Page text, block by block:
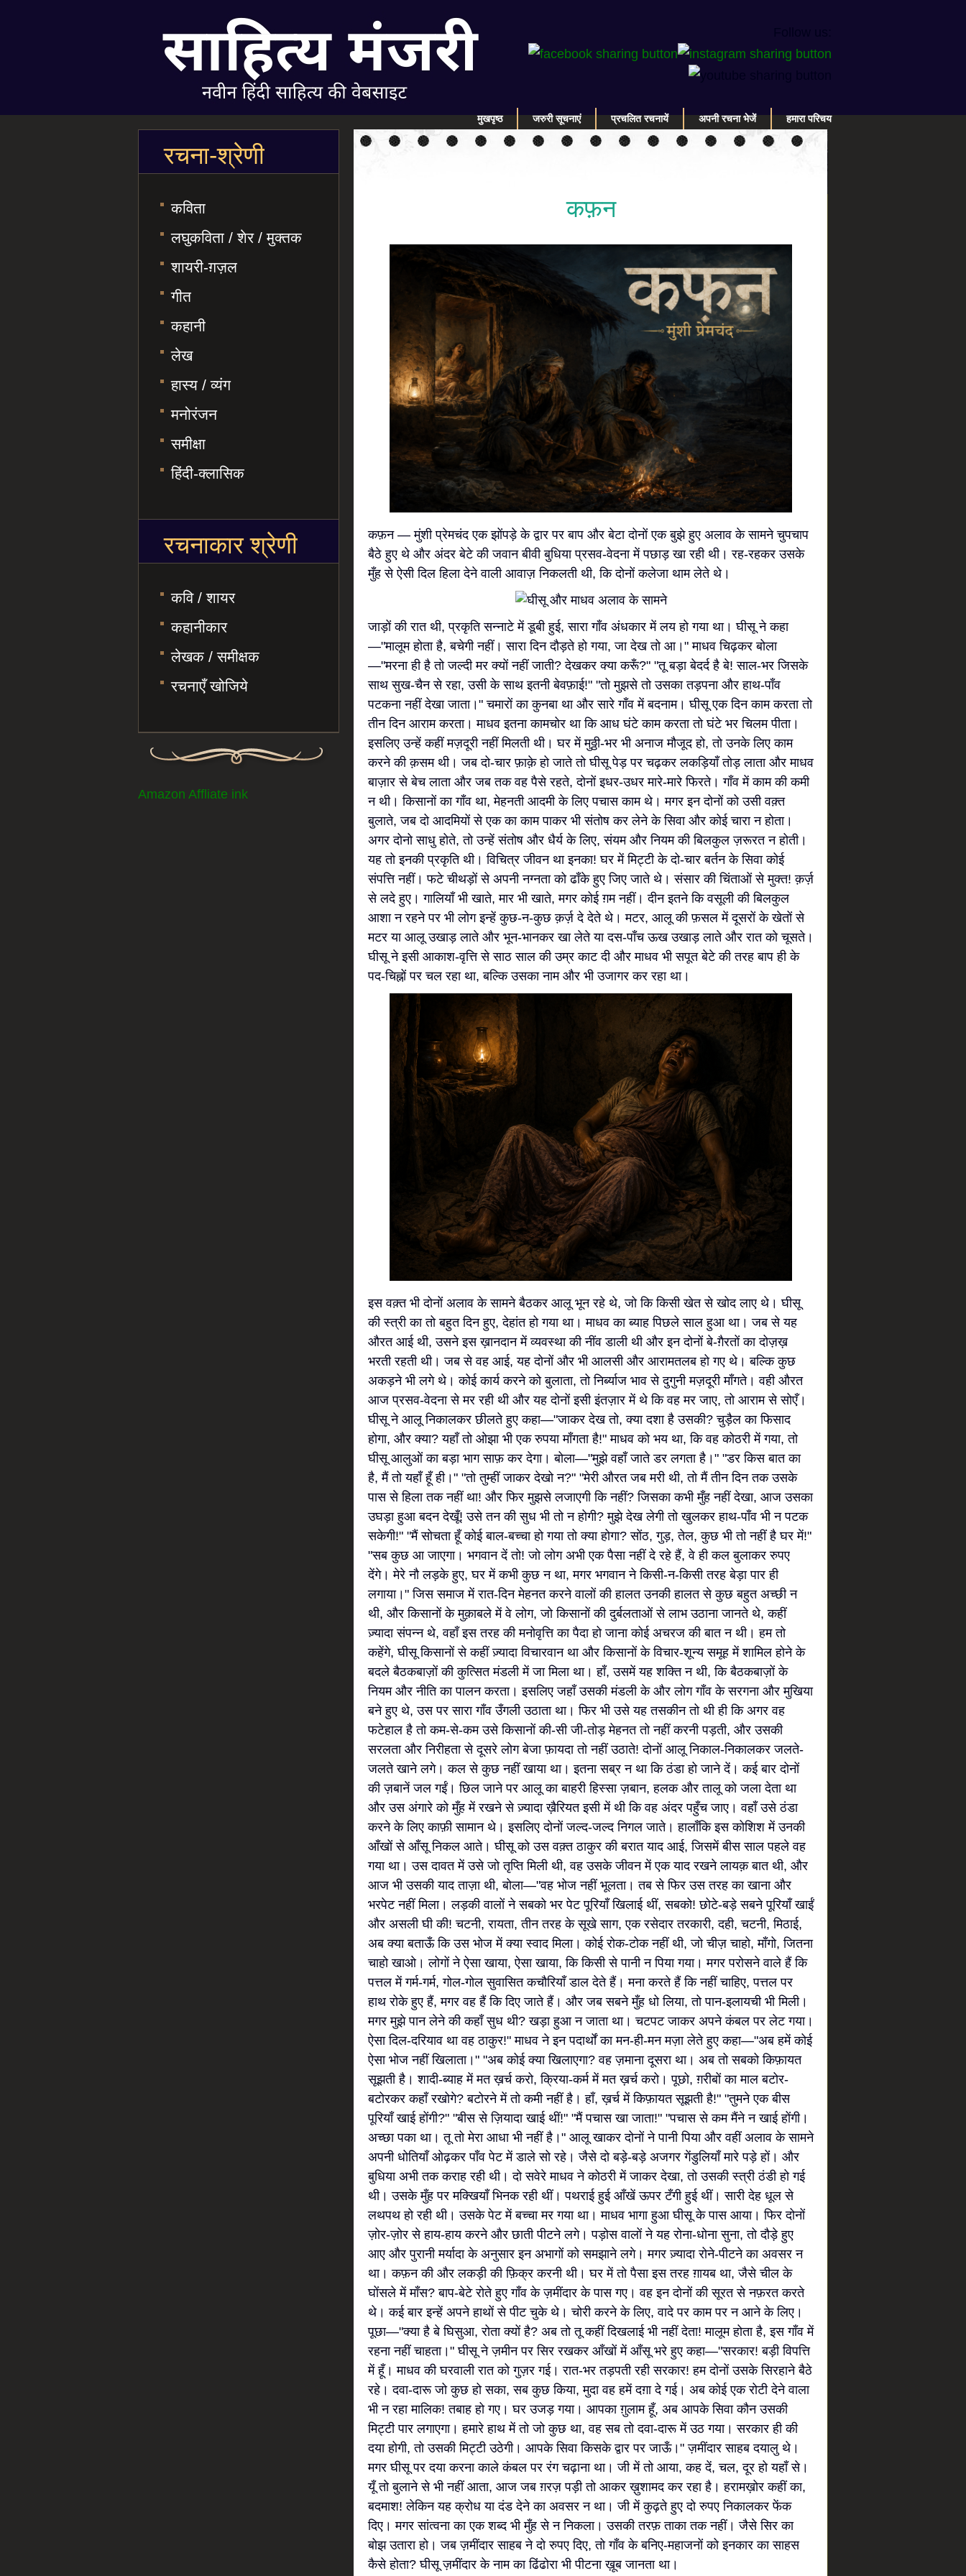
मुखपृष्ठ जरुरी सूचनाएं प्रचलित रचनायें अपनी रचना भेजें हमारा परिचय
कफ़न
कफ़न — मुंशी प्रेमचंद एक झोंपड़े के द्वार पर बाप और बेटा दोनों एक बुझे हुए अलाव के सामने चुपचाप
बैठे हुए थे और अंदर बेटे की जवान बीवी बुधिया प्रसव-वेदना में पछाड़ खा रही थी। रह-रहकर उसके
मुँह से ऐसी दिल हिला देने वाली आवाज़ निकलती थी, कि दोनों कलेजा थाम लेते थे।
जाड़ों की रात थी, प्रकृति सन्नाटे में डूबी हुई, सारा गाँव अंधकार में लय हो गया था। घीसू ने कहा
—"मालूम होता है, बचेगी नहीं। सारा दिन दौड़ते हो गया, जा देख तो आ।" माधव चिढ़कर बोला
—"मरना ही है तो जल्दी मर क्यों नहीं जाती? देखकर क्या करूँ?" "तू बड़ा बेदर्द है बे! साल-भर जिसके
साथ सुख-चैन से रहा, उसी के साथ इतनी बेवफ़ाई!" "तो मुझसे तो उसका तड़पना और हाथ-पाँव
पटकना नहीं देखा जाता।" चमारों का कुनबा था और सारे गाँव में बदनाम। घीसू एक दिन काम करता तो
तीन दिन आराम करता। माधव इतना कामचोर था कि आध घंटे काम करता तो घंटे भर चिलम पीता।
इसलिए उन्हें कहीं मज़दूरी नहीं मिलती थी। घर में मुठ्ठी-भर भी अनाज मौजूद हो, तो उनके लिए काम
करने की क़सम थी। जब दो-चार फ़ाक़े हो जाते तो घीसू पेड़ पर चढ़कर लकड़ियाँ तोड़ लाता और माधव
बाज़ार से बेच लाता और जब तक वह पैसे रहते, दोनों इधर-उधर मारे-मारे फिरते। गाँव में काम की कमी
न थी। किसानों का गाँव था, मेहनती आदमी के लिए पचास काम थे। मगर इन दोनों को उसी वक़्त
बुलाते, जब दो आदमियों से एक का काम पाकर भी संतोष कर लेने के सिवा और कोई चारा न होता।
अगर दोनो साधु होते, तो उन्हें संतोष और धैर्य के लिए, संयम और नियम की बिलकुल ज़रूरत न होती।
यह तो इनकी प्रकृति थी। विचित्र जीवन था इनका! घर में मिट्टी के दो-चार बर्तन के सिवा कोई
संपत्ति नहीं। फटे चीथड़ों से अपनी नग्नता को ढाँके हुए जिए जाते थे। संसार की चिंताओं से मुक्त! क़र्ज़
से लदे हुए। गालियाँ भी खाते, मार भी खाते, मगर कोई ग़म नहीं। दीन इतने कि वसूली की बिलकुल
आशा न रहने पर भी लोग इन्हें कुछ-न-कुछ क़र्ज़ दे देते थे। मटर, आलू की फ़सल में दूसरों के खेतों से
मटर या आलू उखाड़ लाते और भून-भानकर खा लेते या दस-पाँच ऊख उखाड़ लाते और रात को चूसते।
घीसू ने इसी आकाश-वृत्ति से साठ साल की उम्र काट दी और माधव भी सपूत बेटे की तरह बाप ही के
पद-चिह्नों पर चल रहा था, बल्कि उसका नाम और भी उजागर कर रहा था।
इस वक़्त भी दोनों अलाव के सामने बैठकर आलू भून रहे थे, जो कि किसी खेत से खोद लाए थे। घीसू
की स्त्री का तो बहुत दिन हुए, देहांत हो गया था। माधव का ब्याह पिछले साल हुआ था। जब से यह
औरत आई थी, उसने इस ख़ानदान में व्यवस्था की नींव डाली थी और इन दोनों बे-ग़ैरतों का दोज़ख़
भरती रहती थी। जब से वह आई, यह दोनों और भी आलसी और आरामतलब हो गए थे। बल्कि कुछ
अकड़ने भी लगे थे। कोई कार्य करने को बुलाता, तो निर्ब्याज भाव से दुगुनी मज़दूरी माँगते। वही औरत
आज प्रसव-वेदना से मर रही थी और यह दोनों इसी इंतज़ार में थे कि वह मर जाए, तो आराम से सोएँ।
घीसू ने आलू निकालकर छीलते हुए कहा—"जाकर देख तो, क्या दशा है उसकी? चुड़ैल का फिसाद
होगा, और क्या? यहाँ तो ओझा भी एक रुपया माँगता है!" माधव को भय था, कि वह कोठरी में गया, तो
घीसू आलुओं का बड़ा भाग साफ़ कर देगा। बोला—"मुझे वहाँ जाते डर लगता है।" "डर किस बात का
है, मैं तो यहाँ हूँ ही।" "तो तुम्हीं जाकर देखो न?" "मेरी औरत जब मरी थी, तो मैं तीन दिन तक उसके
पास से हिला तक नहीं था! और फिर मुझसे लजाएगी कि नहीं? जिसका कभी मुँह नहीं देखा, आज उसका
उघड़ा हुआ बदन देखूँ! उसे तन की सुध भी तो न होगी? मुझे देख लेगी तो खुलकर हाथ-पाँव भी न पटक
सकेगी!" "मैं सोचता हूँ कोई बाल-बच्चा हो गया तो क्या होगा? सोंठ, गुड़, तेल, कुछ भी तो नहीं है घर में!"
"सब कुछ आ जाएगा। भगवान दें तो! जो लोग अभी एक पैसा नहीं दे रहे हैं, वे ही कल बुलाकर रुपए
देंगे। मेरे नौ लड़के हुए, घर में कभी कुछ न था, मगर भगवान ने किसी-न-किसी तरह बेड़ा पार ही
लगाया।" जिस समाज में रात-दिन मेहनत करने वालों की हालत उनकी हालत से कुछ बहुत अच्छी न
थी, और किसानों के मुक़ाबले में वे लोग, जो किसानों की दुर्बलताओं से लाभ उठाना जानते थे, कहीं
ज़्यादा संपन्न थे, वहाँ इस तरह की मनोवृत्ति का पैदा हो जाना कोई अचरज की बात न थी। हम तो
कहेंगे, घीसू किसानों से कहीं ज़्यादा विचारवान था और किसानों के विचार-शून्य समूह में शामिल होने के
बदले बैठकबाज़ों की कुत्सित मंडली में जा मिला था। हाँ, उसमें यह शक्ति न थी, कि बैठकबाज़ों के
नियम और नीति का पालन करता। इसलिए जहाँ उसकी मंडली के और लोग गाँव के सरगना और मुखिया
बने हुए थे, उस पर सारा गाँव उँगली उठाता था। फिर भी उसे यह तसकीन तो थी ही कि अगर वह
फटेहाल है तो कम-से-कम उसे किसानों की-सी जी-तोड़ मेहनत तो नहीं करनी पड़ती, और उसकी
सरलता और निरीहता से दूसरे लोग बेजा फ़ायदा तो नहीं उठाते! दोनों आलू निकाल-निकालकर जलते-
जलते खाने लगे। कल से कुछ नहीं खाया था। इतना सब्र न था कि ठंडा हो जाने दें। कई बार दोनों
की ज़बानें जल गईं। छिल जाने पर आलू का बाहरी हिस्सा ज़बान, हलक और तालू को जला देता था
और उस अंगारे को मुँह में रखने से ज़्यादा ख़ैरियत इसी में थी कि वह अंदर पहुँच जाए। वहाँ उसे ठंडा
करने के लिए काफ़ी सामान थे। इसलिए दोनों जल्द-जल्द निगल जाते। हालाँकि इस कोशिश में उनकी
आँखों से आँसू निकल आते। घीसू को उस वक़्त ठाकुर की बरात याद आई, जिसमें बीस साल पहले वह
गया था। उस दावत में उसे जो तृप्ति मिली थी, वह उसके जीवन में एक याद रखने लायक़ बात थी, और
आज भी उसकी याद ताज़ा थी, बोला—"वह भोज नहीं भूलता। तब से फिर उस तरह का खाना और
भरपेट नहीं मिला। लड़की वालों ने सबको भर पेट पूरियाँ खिलाई थीं, सबको! छोटे-बड़े सबने पूरियाँ खाईं
और असली घी की! चटनी, रायता, तीन तरह के सूखे साग, एक रसेदार तरकारी, दही, चटनी, मिठाई,
अब क्या बताऊँ कि उस भोज में क्या स्वाद मिला। कोई रोक-टोक नहीं थी, जो चीज़ चाहो, माँगो, जितना
चाहो खाओ। लोगों ने ऐसा खाया, ऐसा खाया, कि किसी से पानी न पिया गया। मगर परोसने वाले हैं कि
पत्तल में गर्म-गर्म, गोल-गोल सुवासित कचौरियाँ डाल देते हैं। मना करते हैं कि नहीं चाहिए, पत्तल पर
हाथ रोके हुए हैं, मगर वह हैं कि दिए जाते हैं। और जब सबने मुँह धो लिया, तो पान-इलायची भी मिली।
मगर मुझे पान लेने की कहाँ सुध थी? खड़ा हुआ न जाता था। चटपट जाकर अपने कंबल पर लेट गया।
ऐसा दिल-दरियाव था वह ठाकुर!" माधव ने इन पदार्थों का मन-ही-मन मज़ा लेते हुए कहा—"अब हमें कोई
ऐसा भोज नहीं खिलाता।" "अब कोई क्या खिलाएगा? वह ज़माना दूसरा था। अब तो सबको किफ़ायत
सूझती है। शादी-ब्याह में मत ख़र्च करो, क्रिया-कर्म में मत ख़र्च करो। पूछो, ग़रीबों का माल बटोर-
बटोरकर कहाँ रखोगे? बटोरने में तो कमी नहीं है। हाँ, ख़र्च में किफ़ायत सूझती है!" "तुमने एक बीस
पूरियाँ खाई होंगी?" "बीस से ज़ियादा खाई थीं!" "मैं पचास खा जाता!" "पचास से कम मैंने न खाई होंगी।
अच्छा पका था। तू तो मेरा आधा भी नहीं है।" आलू खाकर दोनों ने पानी पिया और वहीं अलाव के सामने
अपनी धोतियाँ ओढ़कर पाँव पेट में डाले सो रहे। जैसे दो बड़े-बड़े अजगर गेंडुलियाँ मारे पड़े हों। और
बुधिया अभी तक कराह रही थी। दो सवेरे माधव ने कोठरी में जाकर देखा, तो उसकी स्त्री ठंडी हो गई
थी। उसके मुँह पर मक्खियाँ भिनक रही थीं। पथराई हुई आँखें ऊपर टँगी हुई थीं। सारी देह धूल से
लथपथ हो रही थी। उसके पेट में बच्चा मर गया था। माधव भागा हुआ घीसू के पास आया। फिर दोनों
ज़ोर-ज़ोर से हाय-हाय करने और छाती पीटने लगे। पड़ोस वालों ने यह रोना-धोना सुना, तो दौड़े हुए
आए और पुरानी मर्यादा के अनुसार इन अभागों को समझाने लगे। मगर ज़्यादा रोने-पीटने का अवसर न
था। कफ़न की और लकड़ी की फ़िक्र करनी थी। घर में तो पैसा इस तरह ग़ायब था, जैसे चील के
घोंसले में माँस? बाप-बेटे रोते हुए गाँव के ज़मींदार के पास गए। वह इन दोनों की सूरत से नफ़रत करते
थे। कई बार इन्हें अपने हाथों से पीट चुके थे। चोरी करने के लिए, वादे पर काम पर न आने के लिए।
पूछा—"क्या है बे घिसुआ, रोता क्यों है? अब तो तू कहीं दिखलाई भी नहीं देता! मालूम होता है, इस गाँव में
रहना नहीं चाहता।" घीसू ने ज़मीन पर सिर रखकर आँखों में आँसू भरे हुए कहा—"सरकार! बड़ी विपत्ति
में हूँ। माधव की घरवाली रात को गुज़र गई। रात-भर तड़पती रही सरकार! हम दोनों उसके सिरहाने बैठे
रहे। दवा-दारू जो कुछ हो सका, सब कुछ किया, मुदा वह हमें दग़ा दे गई। अब कोई एक रोटी देने वाला
भी न रहा मालिक! तबाह हो गए। घर उजड़ गया। आपका ग़ुलाम हूँ, अब आपके सिवा कौन उसकी
मिट्टी पार लगाएगा। हमारे हाथ में तो जो कुछ था, वह सब तो दवा-दारू में उठ गया। सरकार ही की
दया होगी, तो उसकी मिट्टी उठेगी। आपके सिवा किसके द्वार पर जाऊँ।" ज़मींदार साहब दयालु थे।
मगर घीसू पर दया करना काले कंबल पर रंग चढ़ाना था। जी में तो आया, कह दें, चल, दूर हो यहाँ से।
यूँ तो बुलाने से भी नहीं आता, आज जब ग़रज़ पड़ी तो आकर ख़ुशामद कर रहा है। हरामख़ोर कहीं का,
बदमाश! लेकिन यह क्रोध या दंड देने का अवसर न था। जी में कुढ़ते हुए दो रुपए निकालकर फेंक
दिए। मगर सांत्वना का एक शब्द भी मुँह से न निकला। उसकी तरफ़ ताका तक नहीं। जैसे सिर का
बोझ उतारा हो। जब ज़मींदार साहब ने दो रुपए दिए, तो गाँव के बनिए-महाजनों को इनकार का साहस
कैसे होता? घीसू ज़मींदार के नाम का ढिंढोरा भी पीटना ख़ूब जानता था।
रचना-श्रेणी
कविता
लघुकविता / शेर / मुक्तक
शायरी-ग़ज़ल
गीत
कहानी
लेख
हास्य / व्यंग
मनोरंजन
समीक्षा
हिंदी-क्लासिक
रचनाकार श्रेणी
कवि / शायर
कहानीकार
लेखक / समीक्षक
रचनाएँ खोजिये
Amazon Affliate ink